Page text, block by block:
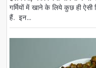
गर्मियों में खाने के लिये कुछ ही
हैं. इन...